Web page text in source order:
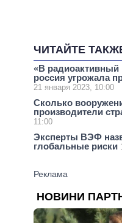
ЧИТАЙТЕ
«В радиоактивный
россия угрожала
21 января 2023, 10:00
Сколько
производители
11:00
Эксперты ВЭФ
глобальные риски